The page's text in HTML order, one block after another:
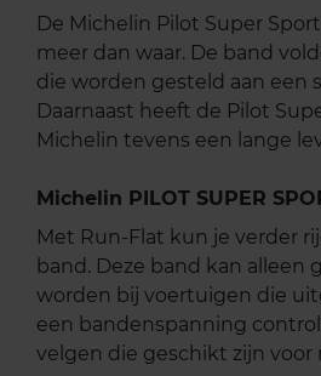
De Michelin Pilot Super
meer dan waar. De band
die worden gesteld aan een
Daarnaast heeft de Pilot
Michelin tevens een lange
Michelin PILOT SUPER
Met Run-Flat kun je verder
band. Deze band kan alleen
worden bij voertuigen die
een bandenspanning
velgen die geschikt zijn voor